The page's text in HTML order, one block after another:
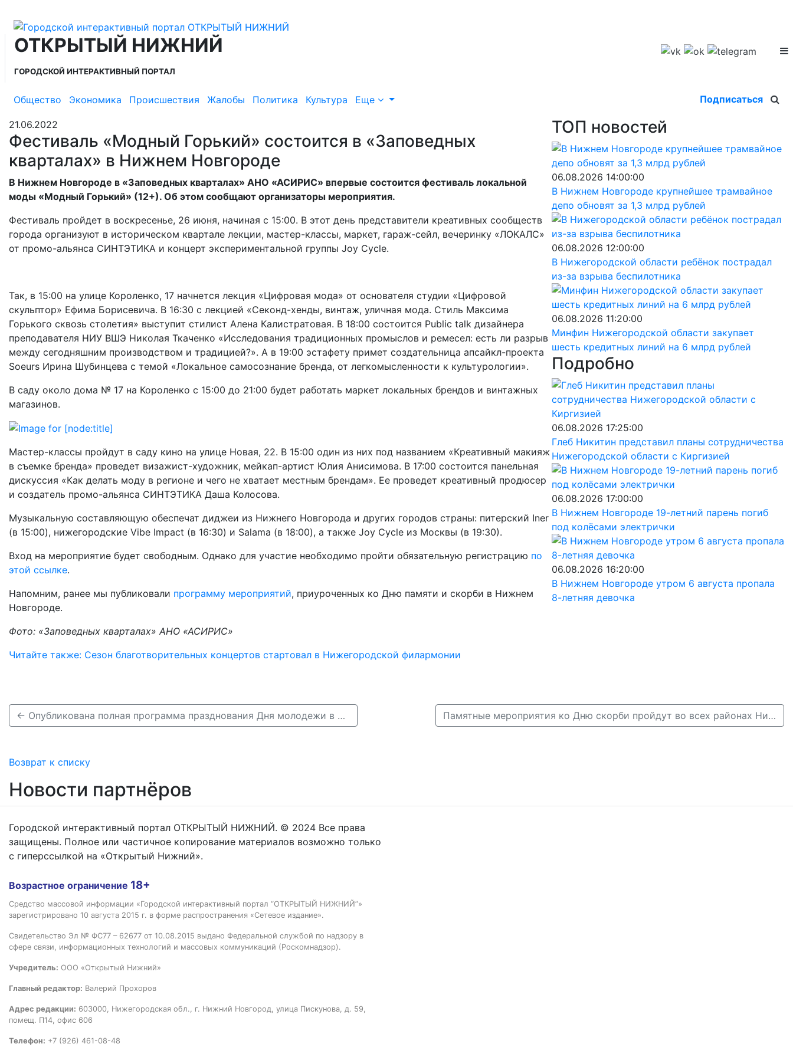
ОТКРЫТЫЙ НИЖНИЙ
ГОРОДСКОЙ ИНТЕРАКТИВНЫЙ ПОРТАЛ
Общество Экономика Происшествия Жалобы Политика Культура Еще Подписаться
21.06.2022
Фестиваль «Модный Горький» состоится в «Заповедных
кварталах» в Нижнем Новгороде
В Нижнем Новгороде в «Заповедных кварталах» АНО «АСИРИС» впервые состоится фестиваль локальной
моды «Модный Горький» (12+). Об этом сообщают организаторы мероприятия.
Фестиваль пройдет в воскресенье, 26 июня, начиная с 15:00. В этот день представители креативных сообществ
города организуют в историческом квартале лекции, мастер-классы, маркет, гараж-сейл, вечеринку «ЛОКАЛС»
от промо-альянса СИНТЭТИКА и концерт экспериментальной группы Joy Cycle.
Так, в 15:00 на улице Короленко, 17 начнется лекция «Цифровая мода» от основателя студии «Цифровой
скульптор» Ефима Борисевича. В 16:30 с лекцией «Секонд-хенды, винтаж, уличная мода. Стиль Максима
Горького сквозь столетия» выступит стилист Алена Калистратовая. В 18:00 состоится Public talk дизайнера
преподавателя НИУ ВШЭ Николая Ткаченко «Исследования традиционных промыслов и ремесел: есть ли разрыв
между сегодняшним производством и традицией?». А в 19:00 эстафету примет создательница апсайкл-проекта
Soeurs Ирина Шубинцева с темой «Локальное самосознание бренда, от легкомысленности к культурологии».
В саду около дома № 17 на Короленко с 15:00 до 21:00 будет работать маркет локальных брендов и винтажных
магазинов.
Мастер-классы пройдут в саду кино на улице Новая, 22. В 15:00 один из них под названием «Креативный макияж
в съемке бренда» проведет визажист-художник, мейкап-артист Юлия Анисимова. В 17:00 состоится панельная
дискуссия «Как делать моду в регионе и чего не хватает местным брендам». Ее проведет креативный продюсер
и создатель промо-альянса СИНТЭТИКА Даша Колосова.
Музыкальную составляющую обеспечат диджеи из Нижнего Новгорода и других городов страны: питерский Iner
(в 15:00), нижегородские Vibe Impact (в 16:30) и Salama (в 18:00), а также Joy Cycle из Москвы (в 19:30).
Вход на мероприятие будет свободным. Однако для участие необходимо пройти обязательную регистрацию по
этой ссылке.
Напомним, ранее мы публиковали программу мероприятий, приуроченных ко Дню памяти и скорби в Нижнем
Новгороде.
Фото: «Заповедных кварталах» АНО «АСИРИС»
Читайте также: Сезон благотворительных концертов стартовал в Нижегородской филармонии
ТОП новостей
06.08.2026 14:00:00
В Нижнем Новгороде крупнейшее трамвайное
депо обновят за 1,3 млрд рублей
06.08.2026 12:00:00
В Нижегородской области ребёнок пострадал
из-за взрыва беспилотника
06.08.2026 11:20:00
Минфин Нижегородской области закупает
шесть кредитных линий на 6 млрд рублей
Подробно
06.08.2026 17:25:00
Глеб Никитин представил планы сотрудничества
Нижегородской области с Киргизией
06.08.2026 17:00:00
В Нижнем Новгороде 19-летний парень погиб
под колёсами электрички
06.08.2026 16:20:00
В Нижнем Новгороде утром 6 августа пропала
8-летняя девочка
← Опубликована полная программа празднования Дня молодежи в Нижнем Новгороде Памятные мероприятия ко Дню скорби пройдут во всех районах Нижнего Новгорода 21 и 22 июня →
Возврат к списку
Новости партнёров
Городской интерактивный портал ОТКРЫТЫЙ НИЖНИЙ. © 2024 Все права
защищены. Полное или частичное копирование материалов возможно только
с гиперссылкой на «Открытый Нижний».
Возрастное ограничение 18+
Средство массовой информации «Городской интерактивный портал “ОТКРЫТЫЙ НИЖНИЙ”»
зарегистрировано 10 августа 2015 г. в форме распространения «Сетевое издание».
Свидетельство Эл № ФС77 – 62677 от 10.08.2015 выдано Федеральной службой по надзору в
сфере связи, информационных технологий и массовых коммуникаций (Роскомнадзор).
Учредитель: ООО «Открытый Нижний»
Главный редактор: Валерий Прохоров
Адрес редакции: 603000, Нижегородская обл., г. Нижний Новгород, улица Пискунова, д. 59,
помещ. П14, офис 606
Телефон: +7 (926) 461-08-48